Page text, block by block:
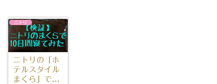
ニトリ
ニトリの「ホ
テルスタイル
まくら」で10